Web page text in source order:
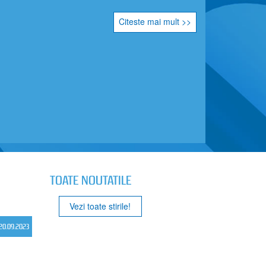
Citeste mai mult >>
TOATE NOUTATILE
Vezi toate stirile!